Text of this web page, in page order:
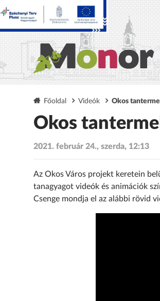
Főoldal Videók Okos
Okos
2021. február 24., szerda, 12:13
Az Okos Város projekt keretein
tanagyagot videók és animációk
Csenge mondja el az alábbi rövid